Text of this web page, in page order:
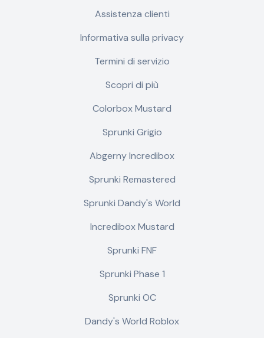
Assistenza clienti
Informativa sulla privacy
Termini di servizio
Scopri di più
Colorbox Mustard
Sprunki Grigio
Abgerny Incredibox
Sprunki Remastered
Sprunki Dandy's World
Incredibox Mustard
Sprunki FNF
Sprunki Phase 1
Sprunki OC
Dandy's World Roblox